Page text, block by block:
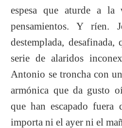
espesa que aturde a
pensamientos. Y ríen.
destemplada, desafinada,
serie de alaridos
Antonio se troncha con
armónica que da gusto
que han escapado
importa ni el ayer ni el